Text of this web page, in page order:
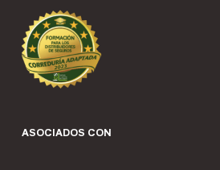
ASOCIADOS CON